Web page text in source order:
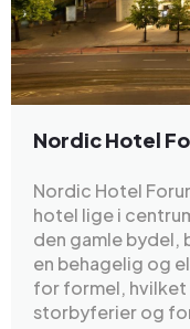
Nordic Hotel
Nordic Hotel
hotel lige i
den gamle bydel,
en behagelig og
for formel,
storbyferier og